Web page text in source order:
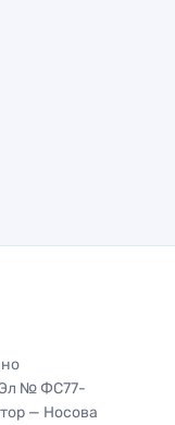
Эл № ФС77-
— Носова